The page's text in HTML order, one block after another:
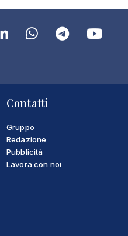
Contatti
Gruppo
Redazione
Pubblicità
Lavora con noi